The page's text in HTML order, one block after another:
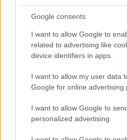
Google consents
I want to allow Google to
related to advertising like
device identifiers in apps.
I want to allow my user data
Google for online advertising
I want to allow Google to
personalized advertising.